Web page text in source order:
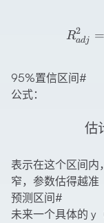
Radj
2 =
95%置信区间#
公式：
估
表示在这个区间内
窄，参数估得越准
预测区间#
未来一个具体的 y